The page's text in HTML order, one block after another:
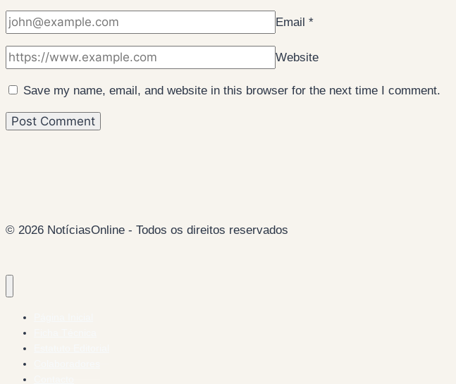
Email *
Website
Save my name, email, and website in this browser for the next time I comment.
© 2026 NotíciasOnline - Todos os direitos reservados